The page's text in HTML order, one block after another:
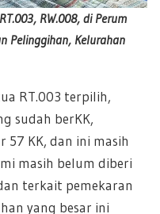
RW.008, di Perum
Pelinggihan, Kelurahan
RT.003 terpilih,
sudah berKK,
KK, dan ini masih
masih belum diberi
terkait pemekaran
yang besar ini